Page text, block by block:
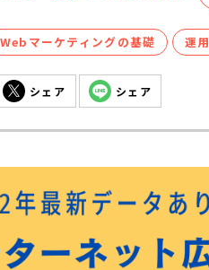
Webマーケティングの基礎 運
シェア シェア